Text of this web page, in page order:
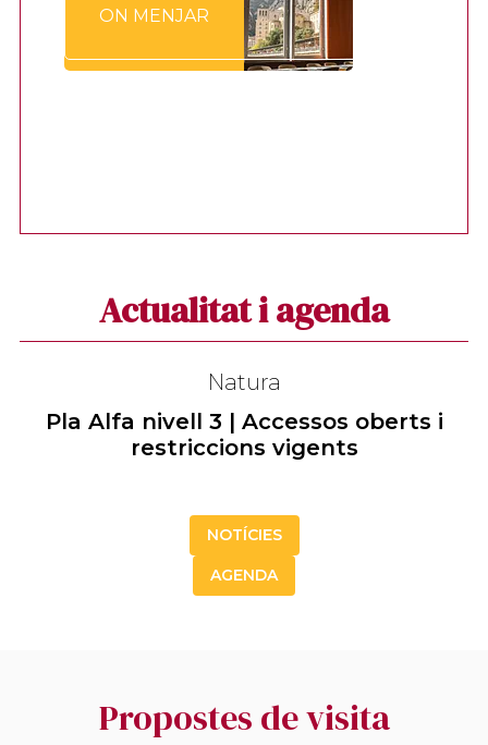
ON MENJAR
Actualitat i agenda
Natura
Pla Alfa nivell 3 | Accessos oberts i
restriccions vigents
NOTÍCIES
AGENDA
Propostes de visita